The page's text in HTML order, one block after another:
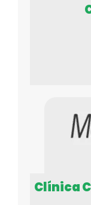
Clínica